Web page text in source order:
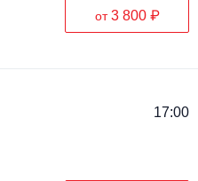
от3 800 ₽
17:00